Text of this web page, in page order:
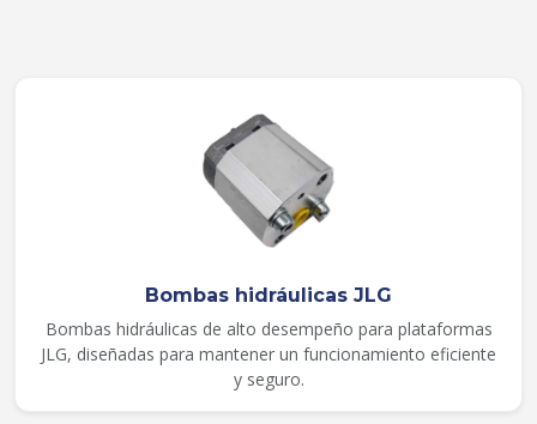
Bombas hidráulicas JLG
Bombas hidráulicas de alto desempeño para plataformas
JLG, diseñadas para mantener un funcionamiento eficiente
y seguro.